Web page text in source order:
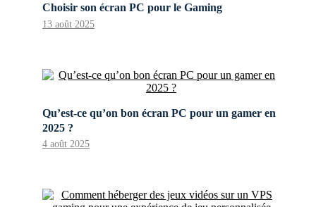
Choisir son écran PC pour le Gaming
13 août 2025
Qu’est-ce qu’on bon écran PC pour un gamer en
2025 ?
4 août 2025